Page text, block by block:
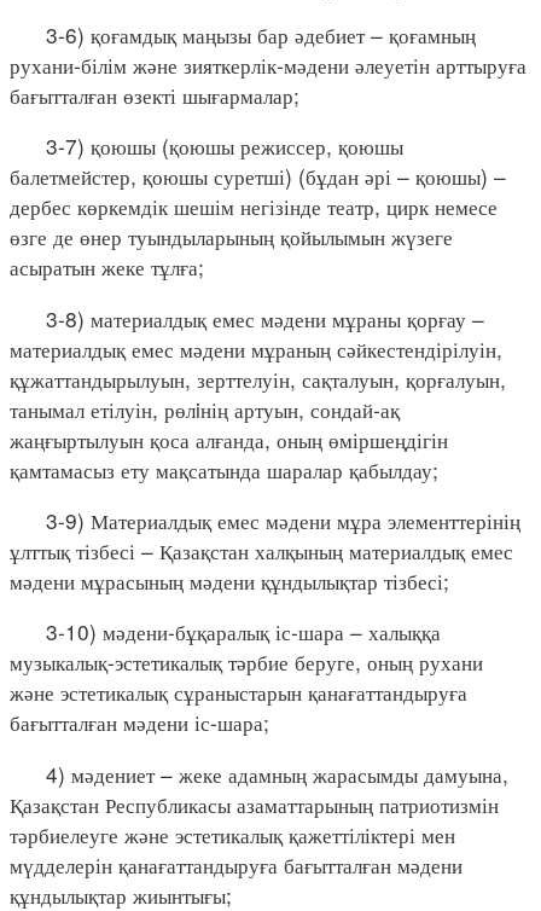
3-6) қоғамдық маңызы бар әдебиет – қоғамның
рухани-білім және зияткерлік-мәдени әлеуетін арттыруға
бағытталған өзекті шығармалар;
3-7) қоюшы (қоюшы режиссер, қоюшы
балетмейстер, қоюшы суретші) (бұдан әрі – қоюшы) –
дербес көркемдік шешім негізінде театр, цирк немесе
өзге де өнер туындыларының қойылымын жүзеге
асыратын жеке тұлға;
3-8) материалдық емес мәдени мұраны қорғау –
материалдық емес мәдени мұраның сәйкестендірілуін,
құжаттандырылуын, зерттелуін, сақталуын, қорғалуын,
танымал етілуін, рөлiнің артуын, сондай-ақ
жаңғыртылуын қоса алғанда, оның өміршеңдігін
қамтамасыз ету мақсатында шаралар қабылдау;
3-9) Материалдық емес мәдени мұра элементтерінің
ұлттық тізбесі – Қазақстан халқының материалдық емес
мәдени мұрасының мәдени құндылықтар тізбесі;
3-10) мәдени-бұқаралық іс-шара – халыққа
музыкалық-эстетикалық тәрбие беруге, оның рухани
және эстетикалық сұраныстарын қанағаттандыруға
бағытталған мәдени іс-шара;
4) мәдениет – жеке адамның жарасымды дамуына,
Қазақстан Республикасы азаматтарының патриотизмін
тәрбиелеуге және эстетикалық қажеттіліктері мен
мүдделерін қанағаттандыруға бағытталған мәдени
құндылықтар жиынтығы;